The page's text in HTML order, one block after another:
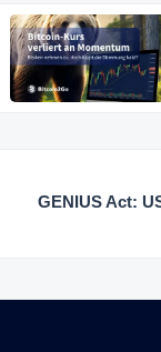
GENIUS Act: